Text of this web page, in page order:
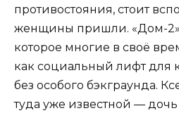
противостояния, стоит
женщины пришли. «Дом-
которое многие в своё
как социальный лифт для
без особого бэкграунда.
туда уже известной —